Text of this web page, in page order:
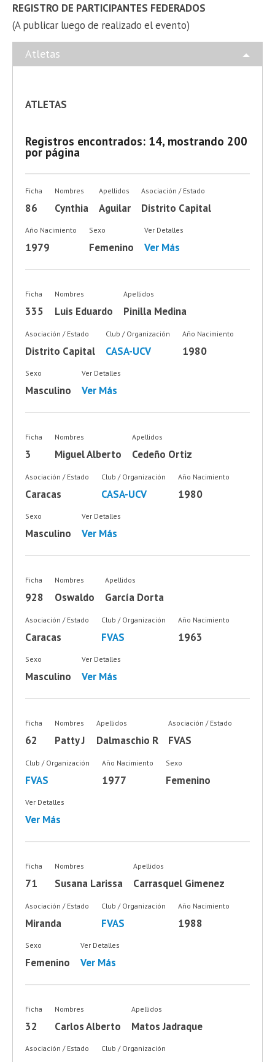
REGISTRO DE PARTICIPANTES FEDERADOS
(A publicar luego de realizado el evento)
Atletas
ATLETAS
Registros encontrados: 14, mostrando 200
por página
Ficha
86
Nombres
Cynthia
Apellidos
Aguilar
Asociación / Estado
Distrito Capital
Año Nacimiento
1979
Sexo
Femenino
Ver Detalles
Ver Más
Ficha
335
Nombres
Luis Eduardo
Apellidos
Pinilla Medina
Asociación / Estado
Distrito Capital
Club / Organización
CASA-UCV
Año Nacimiento
1980
Sexo
Masculino
Ver Detalles
Ver Más
Ficha
3
Nombres
Miguel Alberto
Apellidos
Cedeño Ortiz
Asociación / Estado
Caracas
Club / Organización
CASA-UCV
Año Nacimiento
1980
Sexo
Masculino
Ver Detalles
Ver Más
Ficha
928
Nombres
Oswaldo
Apellidos
García Dorta
Asociación / Estado
Caracas
Club / Organización
FVAS
Año Nacimiento
1963
Sexo
Masculino
Ver Detalles
Ver Más
Ficha
62
Nombres
Patty J
Apellidos
Dalmaschio R
Asociación / Estado
FVAS
Club / Organización
FVAS
Año Nacimiento
1977
Sexo
Femenino
Ver Detalles
Ver Más
Ficha
71
Nombres
Susana Larissa
Apellidos
Carrasquel Gimenez
Asociación / Estado
Miranda
Club / Organización
FVAS
Año Nacimiento
1988
Sexo
Femenino
Ver Detalles
Ver Más
Ficha
32
Nombres
Carlos Alberto
Apellidos
Matos Jadraque
Asociación / Estado Club / Organización